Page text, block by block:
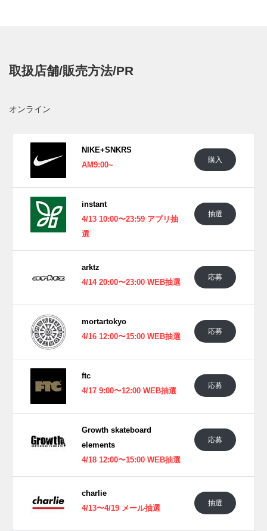
月20日はEl-Pと妻が交際を始めた日であり、そして"キラ
UPDATE
日本国内では023年4月20日にNIKE SB取扱店にて発売予定。
価格は16,500円 (税込)。 また新たな情報が入り次第、スニー
カーウォーズの
取扱店舗/販売方法/PR
オンライン
NIKE+SNKRS
AM9:00~
購入
instant
4/13 10:00〜23:59 アプリ抽
選
抽選
arktz
4/14 20:00〜23:00 WEB抽選
応募
mortartokyo
4/16 12:00〜15:00 WEB抽選
応募
ftc
4/17 9:00〜12:00 WEB抽選
応募
Growth skateboard
elements
4/18 12:00〜15:00 WEB抽選
応募
charlie
4/13〜4/19 メール抽選
抽選